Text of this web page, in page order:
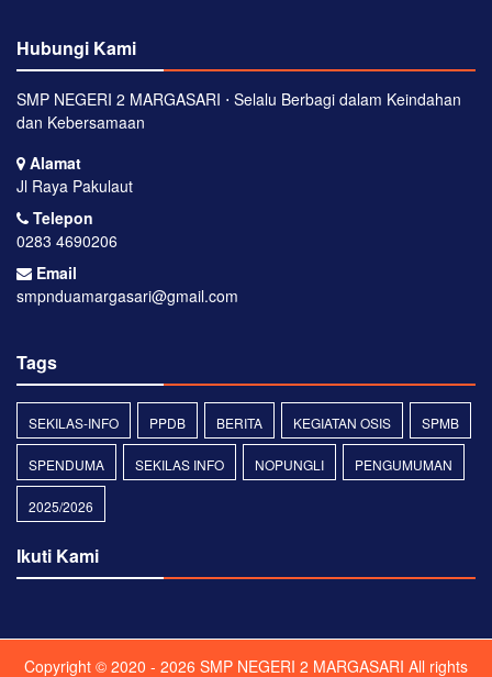
Hubungi Kami
SMP NEGERI 2 MARGASARI ⋅ Selalu Berbagi dalam Keindahan
dan Kebersamaan
Alamat
Jl Raya Pakulaut
Telepon
0283 4690206
Email
smpnduamargasari@gmail.com
Tags
SEKILAS-INFO PPDB BERITA KEGIATAN OSIS SPMB
SPENDUMA SEKILAS INFO NOPUNGLI PENGUMUMAN
2025/2026
Ikuti Kami
Copyright © 2020 - 2026 SMP NEGERI 2 MARGASARI All rights